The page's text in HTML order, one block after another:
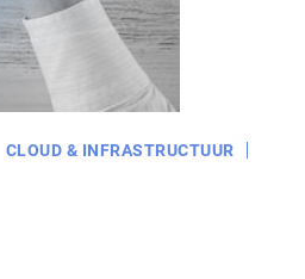
CLOUD & INFRASTRUCTUUR